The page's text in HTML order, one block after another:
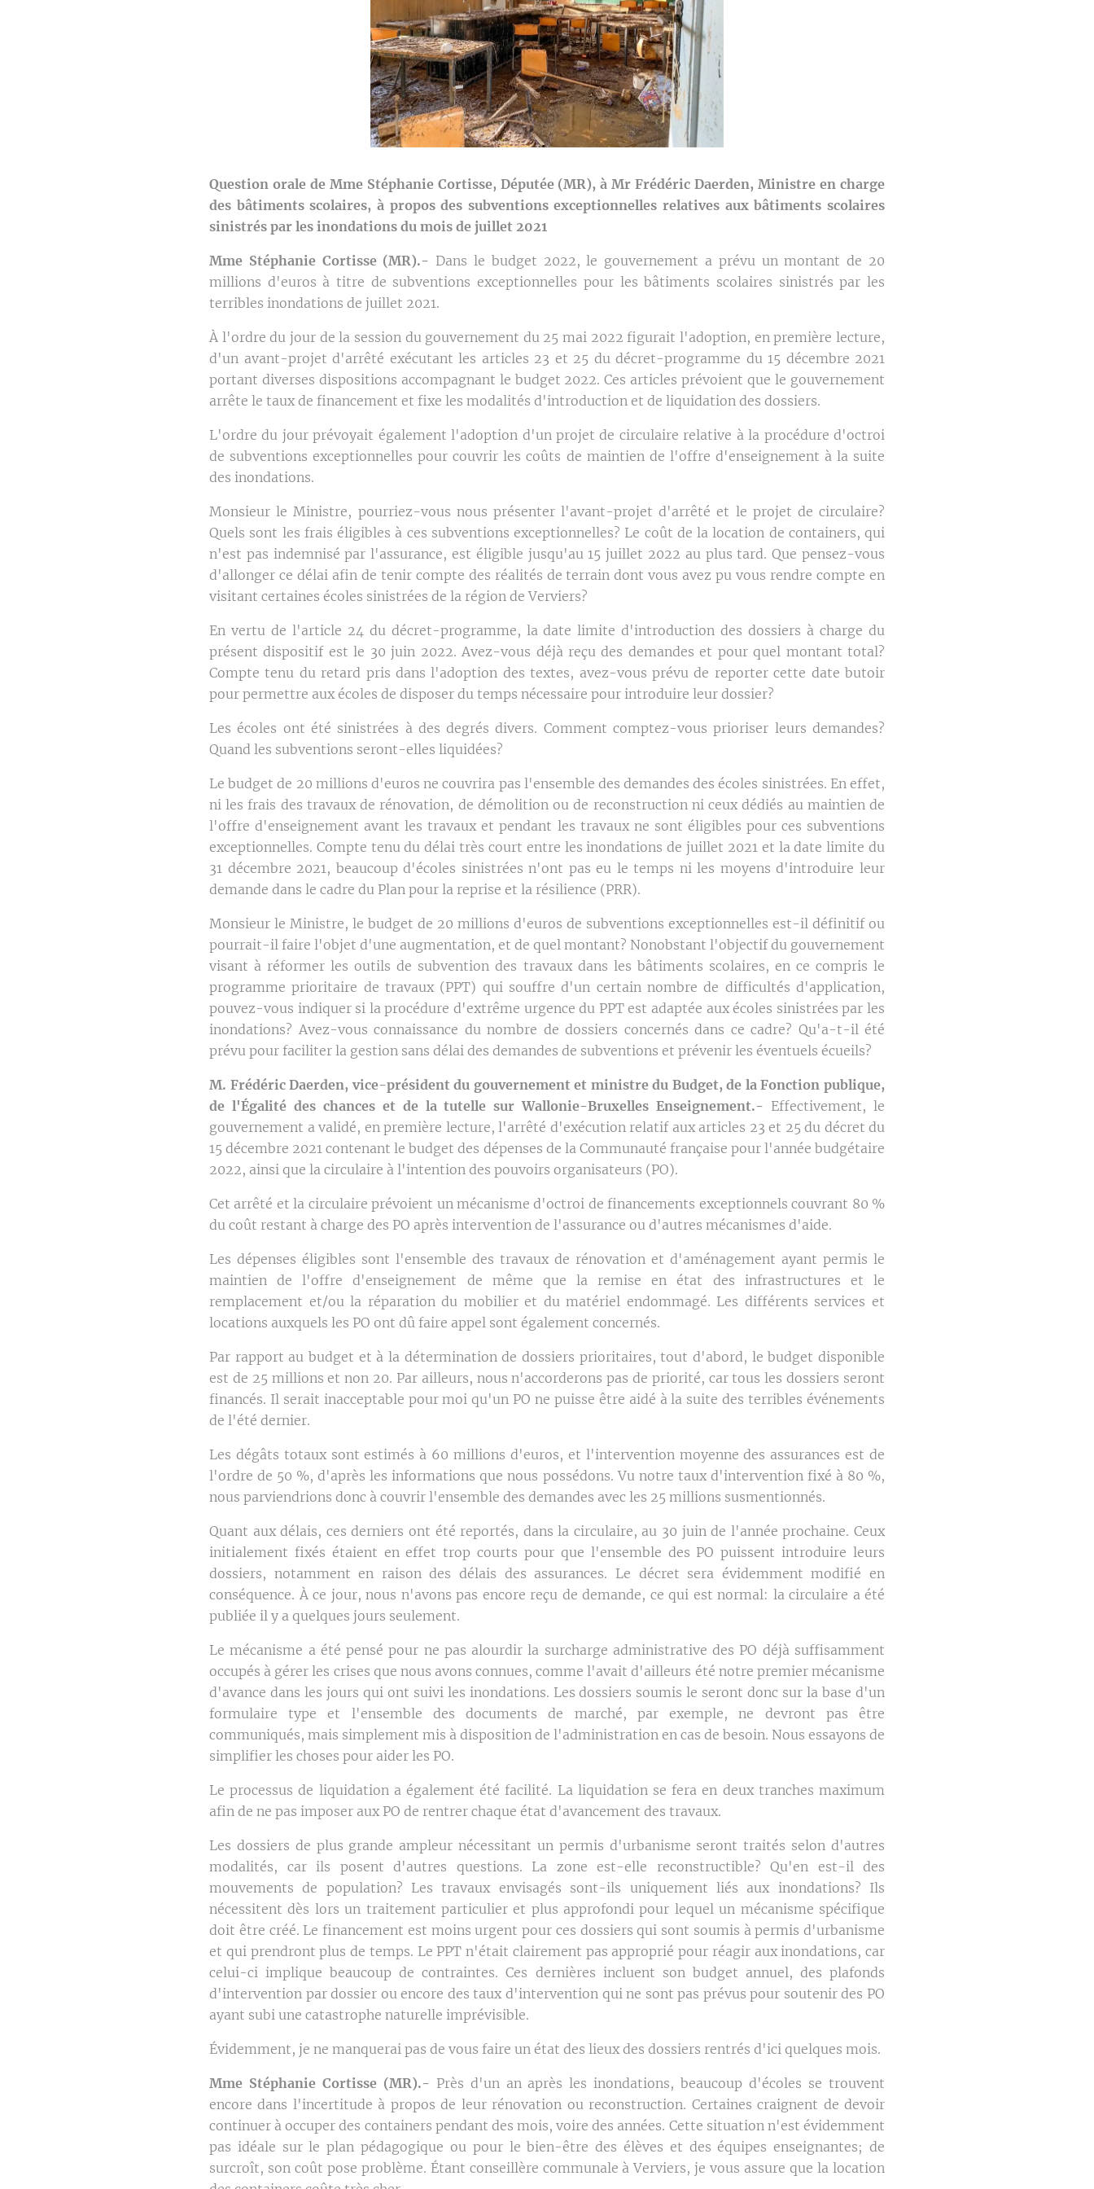
Question orale de Mme Stéphanie Cortisse, Députée (MR), à Mr Frédéric Daerden, Ministre en charge
des bâtiments scolaires, à propos des subventions exceptionnelles relatives aux bâtiments scolaires
sinistrés par les inondations du mois de juillet 2021
Mme Stéphanie Cortisse (MR).- Dans le budget 2022, le gouvernement a prévu un montant de 20
millions d'euros à titre de subventions exceptionnelles pour les bâtiments scolaires sinistrés par les
terribles inondations de juillet 2021.
À l'ordre du jour de la session du gouvernement du 25 mai 2022 figurait l'adoption, en première lecture,
d'un avant-projet d'arrêté exécutant les articles 23 et 25 du décret-programme du 15 décembre 2021
portant diverses dispositions accompagnant le budget 2022. Ces articles prévoient que le gouvernement
arrête le taux de financement et fixe les modalités d'introduction et de liquidation des dossiers.
L'ordre du jour prévoyait également l'adoption d'un projet de circulaire relative à la procédure d'octroi
de subventions exceptionnelles pour couvrir les coûts de maintien de l'offre d'enseignement à la suite
des inondations.
Monsieur le Ministre, pourriez-vous nous présenter l'avant-projet d'arrêté et le projet de circulaire?
Quels sont les frais éligibles à ces subventions exceptionnelles? Le coût de la location de containers, qui
n'est pas indemnisé par l'assurance, est éligible jusqu'au 15 juillet 2022 au plus tard. Que pensez-vous
d'allonger ce délai afin de tenir compte des réalités de terrain dont vous avez pu vous rendre compte en
visitant certaines écoles sinistrées de la région de Verviers?
En vertu de l'article 24 du décret-programme, la date limite d'introduction des dossiers à charge du
présent dispositif est le 30 juin 2022. Avez-vous déjà reçu des demandes et pour quel montant total?
Compte tenu du retard pris dans l'adoption des textes, avez-vous prévu de reporter cette date butoir
pour permettre aux écoles de disposer du temps nécessaire pour introduire leur dossier?
Les écoles ont été sinistrées à des degrés divers. Comment comptez-vous prioriser leurs demandes?
Quand les subventions seront-elles liquidées?
Le budget de 20 millions d'euros ne couvrira pas l'ensemble des demandes des écoles sinistrées. En effet,
ni les frais des travaux de rénovation, de démolition ou de reconstruction ni ceux dédiés au maintien de
l'offre d'enseignement avant les travaux et pendant les travaux ne sont éligibles pour ces subventions
exceptionnelles. Compte tenu du délai très court entre les inondations de juillet 2021 et la date limite du
31 décembre 2021, beaucoup d'écoles sinistrées n'ont pas eu le temps ni les moyens d'introduire leur
demande dans le cadre du Plan pour la reprise et la résilience (PRR).
Monsieur le Ministre, le budget de 20 millions d'euros de subventions exceptionnelles est-il définitif ou
pourrait-il faire l'objet d'une augmentation, et de quel montant? Nonobstant l'objectif du gouvernement
visant à réformer les outils de subvention des travaux dans les bâtiments scolaires, en ce compris le
programme prioritaire de travaux (PPT) qui souffre d'un certain nombre de difficultés d'application,
pouvez-vous indiquer si la procédure d'extrême urgence du PPT est adaptée aux écoles sinistrées par les
inondations? Avez-vous connaissance du nombre de dossiers concernés dans ce cadre? Qu'a-t-il été
prévu pour faciliter la gestion sans délai des demandes de subventions et prévenir les éventuels écueils?
M. Frédéric Daerden, vice-président du gouvernement et ministre du Budget, de la Fonction publique,
de l'Égalité des chances et de la tutelle sur Wallonie-Bruxelles Enseignement.- Effectivement, le
gouvernement a validé, en première lecture, l'arrêté d'exécution relatif aux articles 23 et 25 du décret du
15 décembre 2021 contenant le budget des dépenses de la Communauté française pour l'année budgétaire
2022, ainsi que la circulaire à l'intention des pouvoirs organisateurs (PO).
Cet arrêté et la circulaire prévoient un mécanisme d'octroi de financements exceptionnels couvrant 80 %
du coût restant à charge des PO après intervention de l'assurance ou d'autres mécanismes d'aide.
Les dépenses éligibles sont l'ensemble des travaux de rénovation et d'aménagement ayant permis le
maintien de l'offre d'enseignement de même que la remise en état des infrastructures et le
remplacement et/ou la réparation du mobilier et du matériel endommagé. Les différents services et
locations auxquels les PO ont dû faire appel sont également concernés.
Par rapport au budget et à la détermination de dossiers prioritaires, tout d'abord, le budget disponible
est de 25 millions et non 20. Par ailleurs, nous n'accorderons pas de priorité, car tous les dossiers seront
financés. Il serait inacceptable pour moi qu'un PO ne puisse être aidé à la suite des terribles événements
de l'été dernier.
Les dégâts totaux sont estimés à 60 millions d'euros, et l'intervention moyenne des assurances est de
l'ordre de 50 %, d'après les informations que nous possédons. Vu notre taux d'intervention fixé à 80 %,
nous parviendrions donc à couvrir l'ensemble des demandes avec les 25 millions susmentionnés.
Quant aux délais, ces derniers ont été reportés, dans la circulaire, au 30 juin de l'année prochaine. Ceux
initialement fixés étaient en effet trop courts pour que l'ensemble des PO puissent introduire leurs
dossiers, notamment en raison des délais des assurances. Le décret sera évidemment modifié en
conséquence. À ce jour, nous n'avons pas encore reçu de demande, ce qui est normal: la circulaire a été
publiée il y a quelques jours seulement.
Le mécanisme a été pensé pour ne pas alourdir la surcharge administrative des PO déjà suffisamment
occupés à gérer les crises que nous avons connues, comme l'avait d'ailleurs été notre premier mécanisme
d'avance dans les jours qui ont suivi les inondations. Les dossiers soumis le seront donc sur la base d'un
formulaire type et l'ensemble des documents de marché, par exemple, ne devront pas être
communiqués, mais simplement mis à disposition de l'administration en cas de besoin. Nous essayons de
simplifier les choses pour aider les PO.
Le processus de liquidation a également été facilité. La liquidation se fera en deux tranches maximum
afin de ne pas imposer aux PO de rentrer chaque état d'avancement des travaux.
Les dossiers de plus grande ampleur nécessitant un permis d'urbanisme seront traités selon d'autres
modalités, car ils posent d'autres questions. La zone est-elle reconstructible? Qu'en est-il des
mouvements de population? Les travaux envisagés sont-ils uniquement liés aux inondations? Ils
nécessitent dès lors un traitement particulier et plus approfondi pour lequel un mécanisme spécifique
doit être créé. Le financement est moins urgent pour ces dossiers qui sont soumis à permis d'urbanisme
et qui prendront plus de temps. Le PPT n'était clairement pas approprié pour réagir aux inondations, car
celui-ci implique beaucoup de contraintes. Ces dernières incluent son budget annuel, des plafonds
d'intervention par dossier ou encore des taux d'intervention qui ne sont pas prévus pour soutenir des PO
ayant subi une catastrophe naturelle imprévisible.
Évidemment, je ne manquerai pas de vous faire un état des lieux des dossiers rentrés d'ici quelques mois.
Mme Stéphanie Cortisse (MR).- Près d'un an après les inondations, beaucoup d'écoles se trouvent
encore dans l'incertitude à propos de leur rénovation ou reconstruction. Certaines craignent de devoir
continuer à occuper des containers pendant des mois, voire des années. Cette situation n'est évidemment
pas idéale sur le plan pédagogique ou pour le bien-être des élèves et des équipes enseignantes; de
surcroît, son coût pose problème. Étant conseillère communale à Verviers, je vous assure que la location